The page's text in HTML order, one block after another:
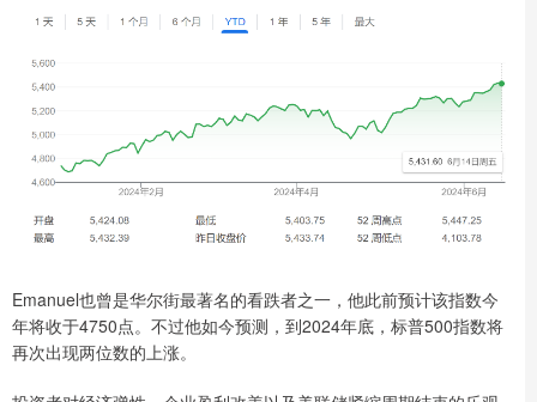
Emanuel也曾是华尔街最著名的看跌者之一，他此前预计该指数今
年将收于4750点。不过他如今预测，到2024年底，标普500指数将
再次出现两位数的上涨。